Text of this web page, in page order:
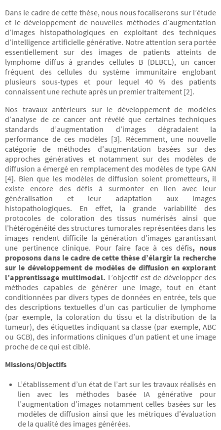
Dans le cadre de cette thèse, nous nous focaliserons sur l’étude
et le développement de nouvelles méthodes d’augmentation
d’images histopathologiques en exploitant des techniques
d’intelligence artificielle générative. Notre attention sera portée
essentiellement sur des images de patients atteints de
lymphome diffus à grandes cellules B (DLBCL), un cancer
fréquent des cellules du système immunitaire englobant
plusieurs sous-types et pour lequel 40 % des patients
connaissent une rechute après un premier traitement [2].
Nos travaux antérieurs sur le développement de modèles
d’analyse de ce cancer ont révélé que certaines techniques
standards d’augmentation d’images dégradaient la
performance de ces modèles [3]. Récemment, une nouvelle
catégorie de méthodes d’augmentation basées sur des
approches génératives et notamment sur des modèles de
diffusion a émergé en remplacement des modèles de type GAN
[4]. Bien que les modèles de diffusion soient prometteurs, il
existe encore des défis à surmonter en lien avec leur
généralisation et leur adaptation aux images
histopathologiques. En effet, la grande variabilité des
protocoles de coloration des tissus numérisés ainsi que
l’hétérogénéité des structures tumorales représentées dans les
images rendent difficile la génération d’images garantissant
une pertinence clinique. Pour faire face à ces défis, nous
proposons dans le cadre de cette thèse d’élargir la recherche
sur le développement de modèles de diffusion en explorant
l’apprentissage multimodal. L’objectif est de développer des
méthodes capables de générer une image, tout en étant
conditionnées par divers types de données en entrée, tels que
des descriptions textuelles d’un cas particulier de lymphome
(par exemple, la coloration du tissu et la distribution de la
tumeur), des étiquettes indiquant sa classe (par exemple, ABC
ou GCB), des informations cliniques d’un patient et une image
proche de ce qui est ciblé.
Missions/Objectifs
L’établissement d’un état de l’art sur les travaux réalisés en
lien avec les méthodes basée IA générative pour
l’augmentation d’images notamment celles basées sur les
modèles de diffusion ainsi que les métriques d’évaluation
de la qualité des images générées.